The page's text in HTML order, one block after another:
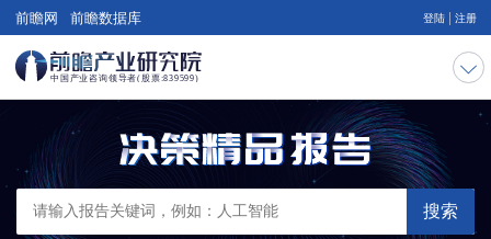
前瞻网 前瞻数据库 登陆 注册
搜索